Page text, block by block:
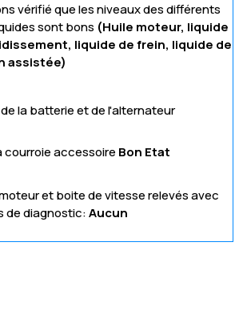
vérifié que les niveaux des différents
sont bons (Huile moteur, liquide
liquide de frein, liquide de
assistée)
la batterie et de l'alternateur
courroie accessoire Bon Etat
et boite de vitesse relevés avec
de diagnostic:Aucun